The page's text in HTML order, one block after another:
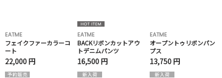
EATME
フェイクファーカラーコ
ート
22,000 円
EATME
BACKリボンカットアウ
トデニムパンツ
16,500 円
EATME
オープントゥリボンパン
プス
13,750 円